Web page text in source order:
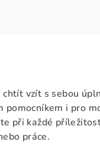
vzít s sebou
pomocníkem i pro
při každé
práce.